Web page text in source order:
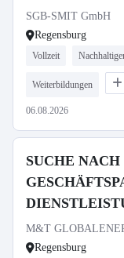
SGB-SMIT GmbH
Regensburg
Vollzeit
Weiterbildungen
06.08.2026
SUCHE NACH
M&T
Regensburg